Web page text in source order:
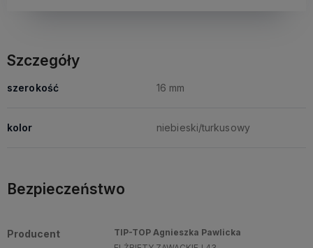
Szczegóły
szerokość 16 mm
kolor niebieski/turkusowy
Bezpieczeństwo
Producent
TIP-TOP Agnieszka Pawlicka